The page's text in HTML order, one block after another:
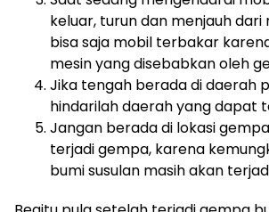
keluar, turun dan menjauh dari
bisa saja mobil terbakar
mesin yang disebabkan oleh
Jika tengah berada di daerah
hindarilah daerah yang dapat
Jangan berada di lokasi
terjadi gempa, karena
bumi susulan masih akan